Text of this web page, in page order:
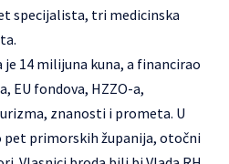
specijalista, tri medicinska
14 milijuna kuna, a financirao
EU fondova, HZZO-a,
znanosti i prometa. U
pet primorskih županija, otočni